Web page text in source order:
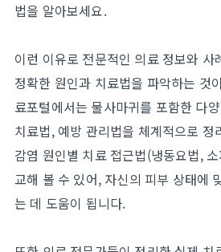
법을 알아보세요.
이런 이유로 전문적인 의료 정보와 사
정확한 원인과 치료법을 파악하는 것
료포털에서는 물사마귀를 포함한 다
치료법, 예방 관리법을 체계적으로 정
감염 원인별 치료 접근법(냉동요법,
교해 볼 수 있어, 자신의 피부 상태에
는 데 도움이 됩니다.